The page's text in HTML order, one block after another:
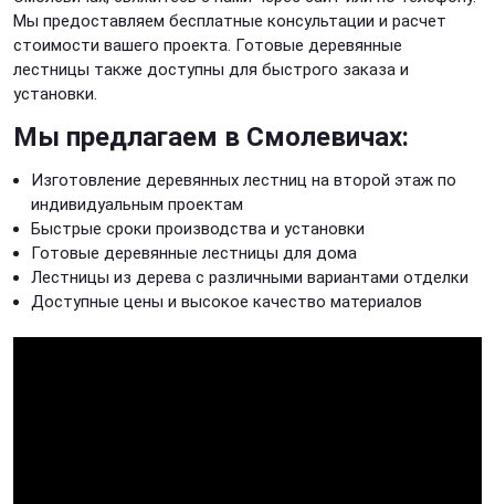
Мы предоставляем бесплатные консультации и расчет
стоимости вашего проекта. Готовые деревянные
лестницы также доступны для быстрого заказа и
установки.
Мы предлагаем в Смолевичах:
Изготовление деревянных лестниц на второй этаж по
индивидуальным проектам
Быстрые сроки производства и установки
Готовые деревянные лестницы для дома
Лестницы из дерева с различными вариантами отделки
Доступные цены и высокое качество материалов